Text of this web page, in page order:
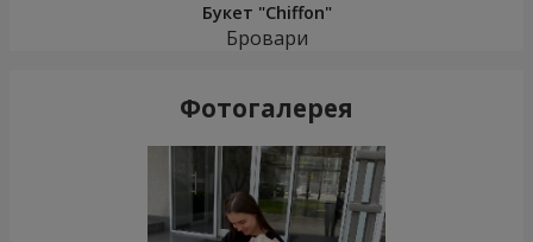
Букет "Chiffon"
Бровари
Фотогалерея